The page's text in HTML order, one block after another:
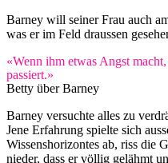
Barney will seiner Frau auch
was er im Feld draussen
«Wenn ihm etwas Angst
passiert.»
Betty über Barney
Barney versuchte alles zu
Jene Erfahrung spielte sich
Wissenshorizontes ab, riss die
nieder, dass er völlig gelähmt